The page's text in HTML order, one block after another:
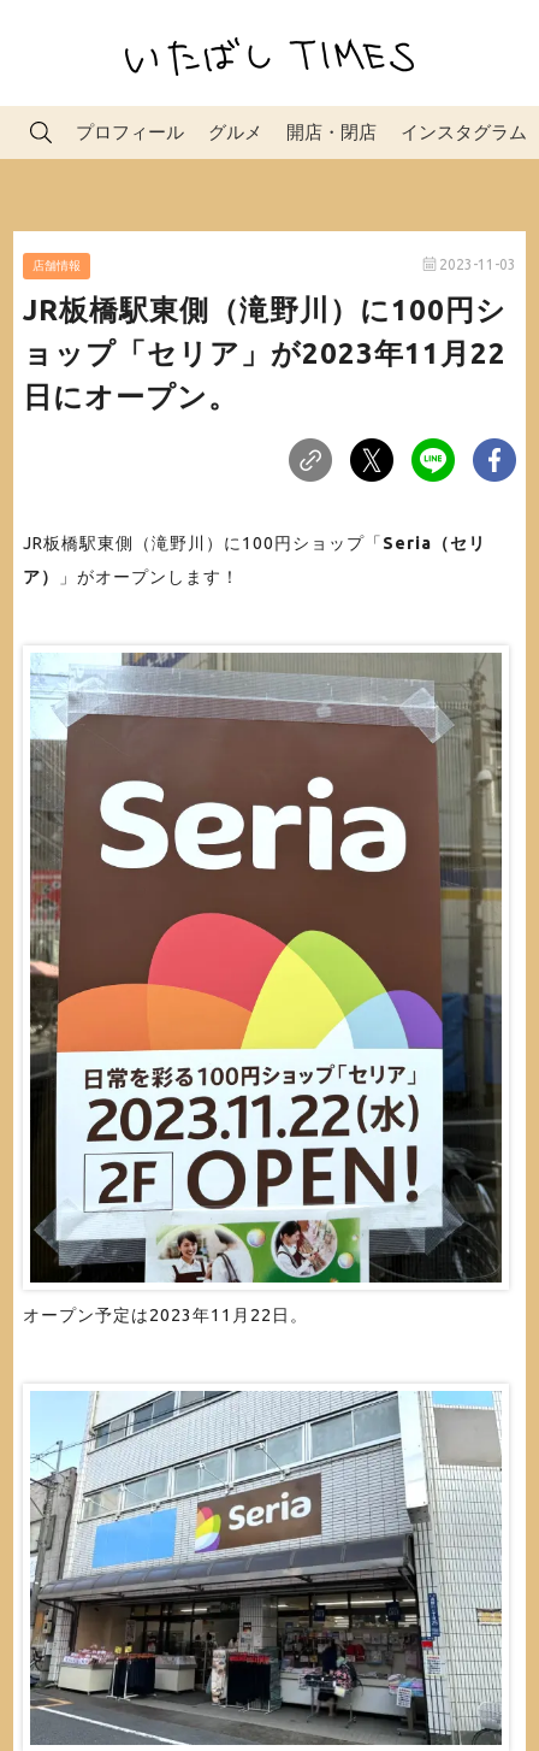
プロフィール グルメ 開店・閉店 インスタグラム
店舗情報 2023-11-03
JR板橋駅東側（滝野川）に100円シ
ョップ「セリア」が2023年11月22
日にオープン。
JR板橋駅東側（滝野川）に100円ショップ「 Seria（セリ
ア）
」がオープンします！
オープン予定は2023年11月22日。